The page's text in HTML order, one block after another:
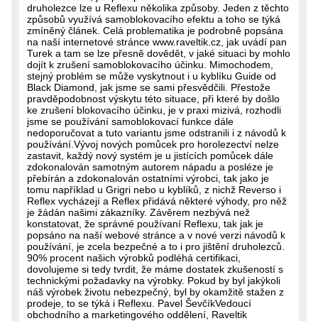
druholezce lze u Reflexu několika způsoby. Jeden z těchto
způsobů využívá samoblokovacího efektu a toho se týká
zmíněný článek. Celá problematika je podrobně popsána
na naší internetové stránce www.raveltik.cz, jak uvádí pan
Turek a tam se lze přesně dovědět, v jaké situaci by mohlo
dojít k zrušení samoblokovacího účinku. Mimochodem,
stejný problém se může vyskytnout i u kyblíku Guide od
Black Diamond, jak jsme se sami přesvědčili. Přestože
pravděpodobnost výskytu této situace, při které by došlo
ke zrušení blokovacího účinku, je v praxi mizivá, rozhodli
jsme se používání samoblokovací funkce dále
nedoporučovat a tuto variantu jsme odstranili i z návodů k
používání.Vývoj nových pomůcek pro horolezectví nelze
zastavit, každý nový systém je u jistících pomůcek dále
zdokonalován samotným autorem nápadu a posléze je
přebírán a zdokonalován ostatními výrobci, tak jako je
tomu například u Grigri nebo u kyblíků, z nichž Reverso i
Reflex vycházejí a Reflex přidává některé výhody, pro něž
je žádán našimi zákazníky. Závěrem nezbývá než
konstatovat, že správné používaní Reflexu, tak jak je
popsáno na naší webové stránce a v nové verzi návodů k
používání, je zcela bezpečné a to i pro jištění druholezců.
90% procent našich výrobků podléhá certifikaci,
dovolujeme si tedy tvrdit, že máme dostatek zkušeností s
technickými požadavky na výrobky. Pokud by byl jakýkoli
náš výrobek životu nebezpečný, byl by okamžitě stažen z
prodeje, to se týká i Reflexu. Pavel ŠevčíkVedoucí
obchodního a marketingového oddělení, Raveltik